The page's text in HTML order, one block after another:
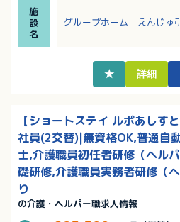
取得できます。
・子育てに理解のある職
発的なお休みの相談もで
施
設
名
グループホーム えんじゅ
★ 詳細
【ショートステイ ルポあしす
社員(2交替)|無資格OK,普通自
士,介護職員初任者研修（ヘル
礎研修,介護職員実務者研修（
り
の介護・ヘルパー職求人情報